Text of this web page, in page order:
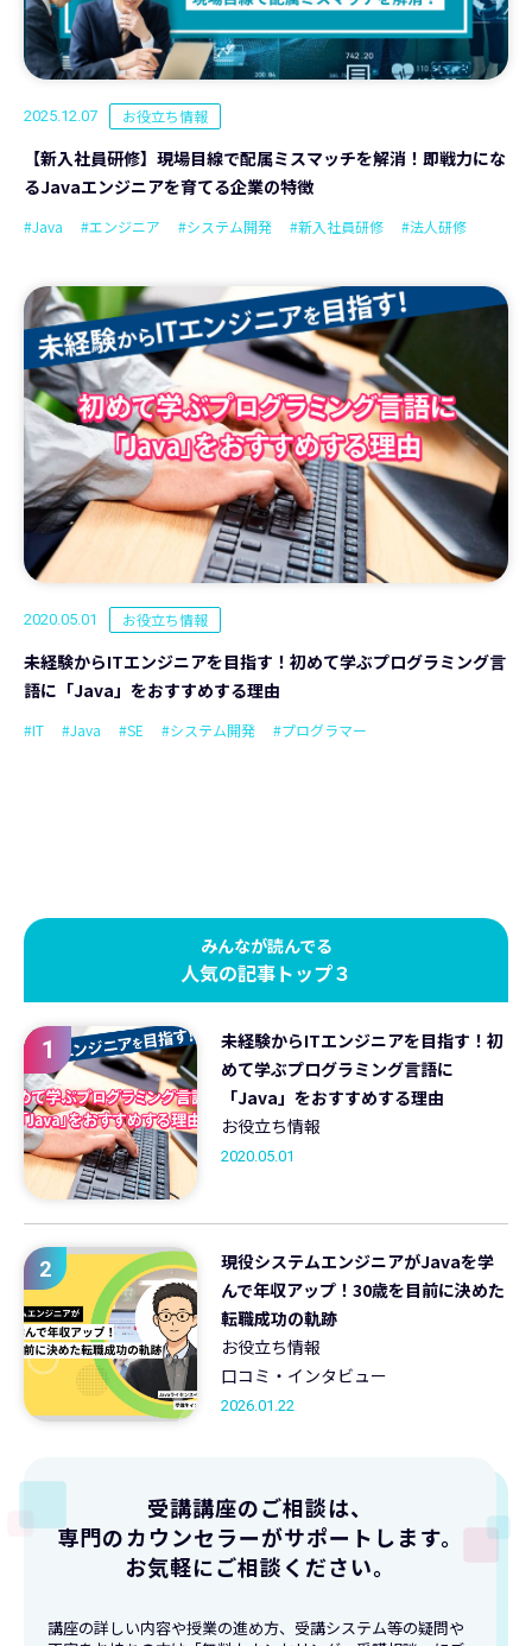
2025.12.07 お役立ち情報
【新入社員研修】現場目線で配属ミスマッチを解消！即戦力にな
るJavaエンジニアを育てる企業の特徴
#Java #エンジニア #システム開発 #新入社員研修 #法人研修
2020.05.01 お役立ち情報
未経験からITエンジニアを目指す！初めて学ぶプログラミング言
語に「Java」をおすすめする理由
#IT #Java #SE #システム開発 #プログラマー
みんなが読んでる
人気の記事トップ３
1
未経験からITエンジニアを目指す！初
めて学ぶプログラミング言語に
「Java」をおすすめする理由
お役立ち情報
2020.05.01
2
現役システムエンジニアがJavaを学
んで年収アップ！30歳を目前に決めた
転職成功の軌跡
お役立ち情報
口コミ・インタビュー
2026.01.22
受講講座のご相談は、
専門のカウンセラーがサポートします。
お気軽にご相談ください。
講座の詳しい内容や授業の進め方、受講システム等の疑問や